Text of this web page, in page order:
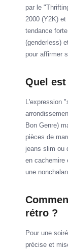
par le
2000 (Y2K)
tendance
(genderless)
pour affirmer
Quel
L'expression
Bon Genre)
pièces de
jeans slim ou
en cachemire
une
rétro ?
Pour une
précise et